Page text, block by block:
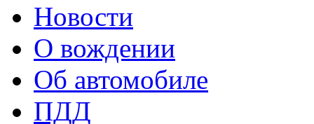
Новости
О вождении
Об автомобиле
ПДД